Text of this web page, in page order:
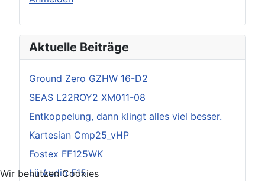
Aktuelle Beiträge
Ground Zero GZHW 16-D2
SEAS L22ROY2 XM011-08
Entkoppelung, dann klingt alles viel besser.
Kartesian Cmp25_vHP
Fostex FF125WK
Lii Audio F15
Wir benutzen Cookies